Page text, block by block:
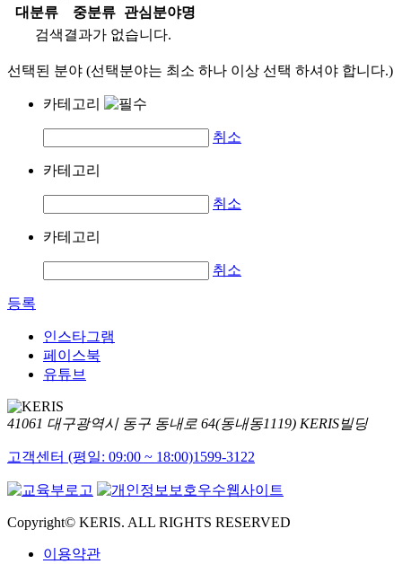
대분류
중분류
관심분야명
검색결과가 없습니다.
선택된 분야 (선택분야는 최소 하나 이상 선택 하셔야 합니다.)
카테고리
취소
카테고리
취소
카테고리
취소
등록
인스타그램
페이스북
유튜브
41061 대구광역시 동구 동내로 64(동내동1119) KERIS빌딩
고객센터 (평일: 09:00 ~ 18:00)1599-3122
Copyright© KERIS. ALL RIGHTS RESERVED
이용약관